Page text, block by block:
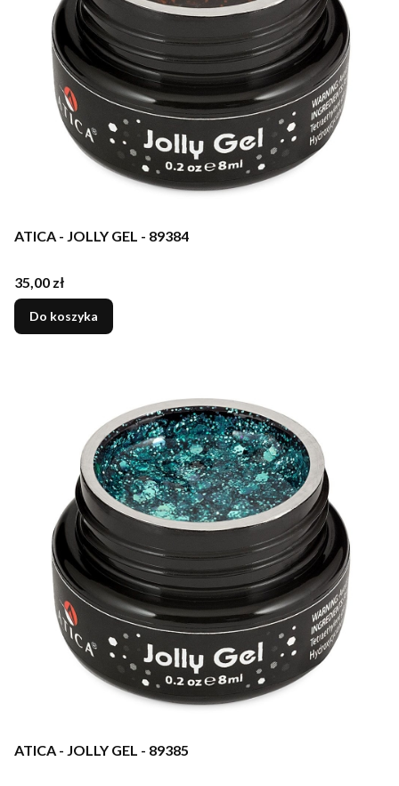
ATICA - JOLLY GEL - 89384
Cena
35,00 zł
Do koszyka
ATICA - JOLLY GEL - 89385